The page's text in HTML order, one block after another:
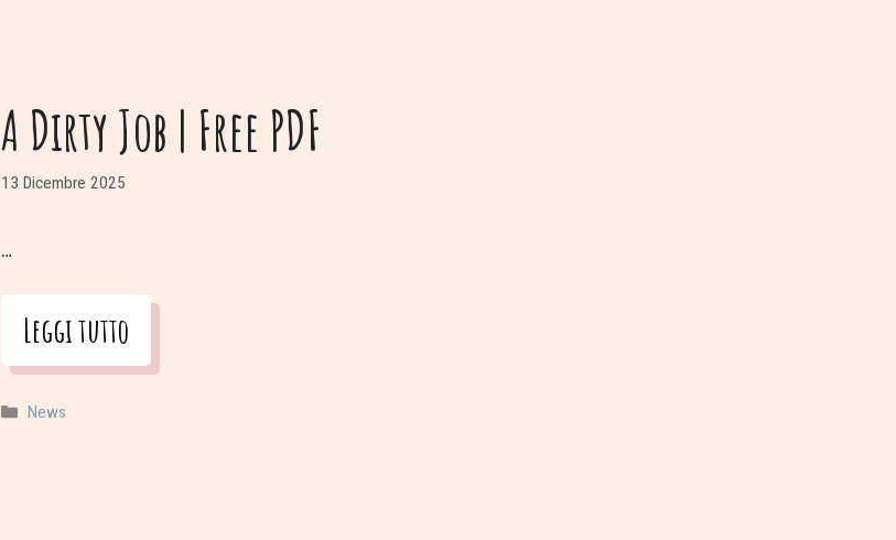
A Dirty Job | Free PDF
13 Dicembre 2025
…
Leggi tutto
Categorie
News